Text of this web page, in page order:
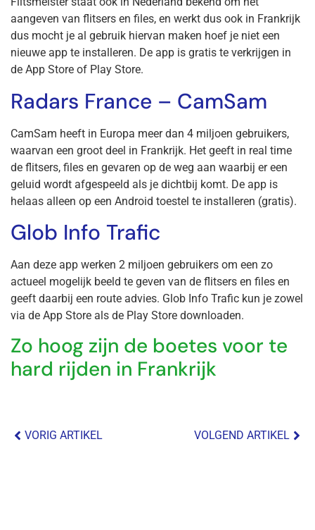
aangeven van flitsers en files, en werkt dus ook in Frankrijk
dus mocht je al gebruik hiervan maken hoef je niet een
nieuwe app te installeren. De app is gratis te verkrijgen in
de App Store of Play Store.
Radars France – CamSam
CamSam heeft in Europa meer dan 4 miljoen gebruikers,
waarvan een groot deel in Frankrijk. Het geeft in real time
de flitsers, files en gevaren op de weg aan waarbij er een
geluid wordt afgespeeld als je dichtbij komt. De app is
helaas alleen op een Android toestel te installeren (gratis).
Glob Info Trafic
Aan deze app werken 2 miljoen gebruikers om een zo
actueel mogelijk beeld te geven van de flitsers en files en
geeft daarbij een route advies. Glob Info Trafic kun je zowel
via de App Store als de Play Store downloaden.
Zo hoog zijn de boetes voor te
hard rijden in Frankrijk
VORIG ARTIKEL VOLGEND ARTIKEL